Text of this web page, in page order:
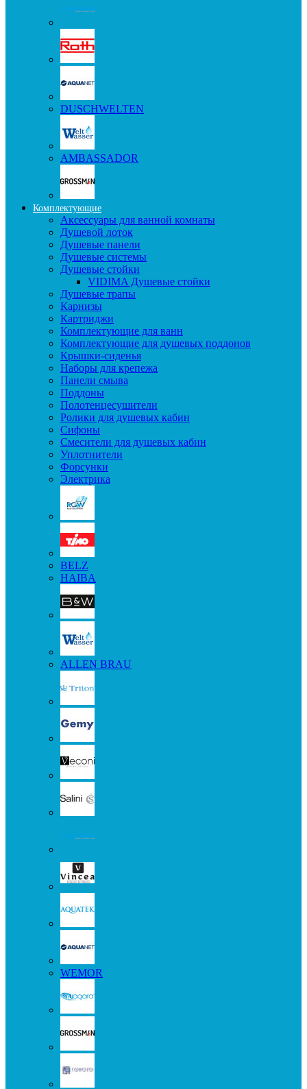
DUSCHWELTEN
AMBASSADOR
Комплектующие
Аксессуары для ванной комнаты
Душевой лоток
Душевые панели
Душевые системы
Душевые стойки
VIDIMA Душевые стойки
Душевые трапы
Карнизы
Картриджи
Комплектующие для ванн
Комплектующие для душевых поддонов
Крышки-сиденья
Наборы для крепежа
Панели смыва
Поддоны
Полотенцесушители
Ролики для душевых кабин
Сифоны
Смесители для душевых кабин
Уплотнители
Форсунки
Электрика
BELZ
HAIBA
ALLEN BRAU
WEMOR